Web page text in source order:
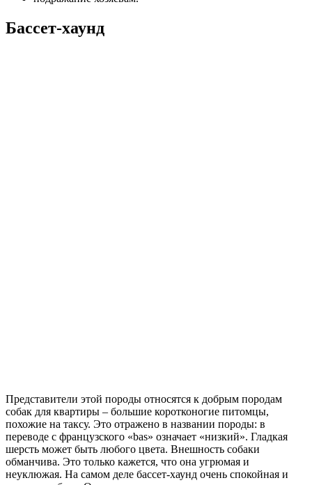
Бассет-хаунд
Представители этой породы относятся к добрым породам
собак для квартиры – большие коротконогие питомцы,
похожие на таксу. Это отражено в названии породы: в
переводе с французского «bas» означает «низкий». Гладкая
шерсть может быть любого цвета. Внешность собаки
обманчива. Это только кажется, что она угрюмая и
неуклюжая. На самом деле бассет-хаунд очень спокойная и